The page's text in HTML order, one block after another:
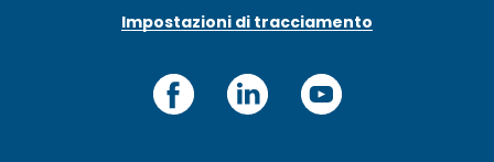
Impostazioni di tracciamento